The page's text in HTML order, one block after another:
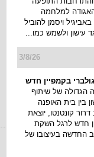
למלחמה
ויסמן להוביל
עישון ולשמש כמו...
3/8/26
בקמפיין חדש
הגדולה של שיתוף
בין בית האופנה
קונטנטו, יוצאת
חדש לרגל השקת
החדשה בעיצובו של